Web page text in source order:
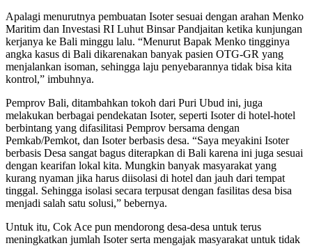
Apalagi menurutnya pembuatan Isoter sesuai dengan arahan Menko
Maritim dan Investasi RI Luhut Binsar Pandjaitan ketika kunjungan
kerjanya ke Bali minggu lalu. “Menurut Bapak Menko tingginya
angka kasus di Bali dikarenakan banyak pasien OTG-GR yang
menjalankan isoman, sehingga laju penyebarannya tidak bisa kita
kontrol,” imbuhnya.
Pemprov Bali, ditambahkan tokoh dari Puri Ubud ini, juga
melakukan berbagai pendekatan Isoter, seperti Isoter di hotel-hotel
berbintang yang difasilitasi Pemprov bersama dengan
Pemkab/Pemkot, dan Isoter berbasis desa. “Saya meyakini Isoter
berbasis Desa sangat bagus diterapkan di Bali karena ini juga sesuai
dengan kearifan lokal kita. Mungkin banyak masyarakat yang
kurang nyaman jika harus diisolasi di hotel dan jauh dari tempat
tinggal. Sehingga isolasi secara terpusat dengan fasilitas desa bisa
menjadi salah satu solusi,” bebernya.
Untuk itu, Cok Ace pun mendorong desa-desa untuk terus
meningkatkan jumlah Isoter serta mengajak masyarakat untuk tidak